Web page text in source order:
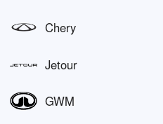
Chery
Jetour
GWM